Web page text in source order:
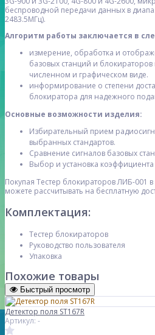
беспроводной передачи данных в
2483.5МГц).
Алгоритм работы заключается в
измерение, обработка и
базовых станций и
численном и графическом виде.
информирование о степени
блокиратора для надежного
Основные возможности изделия:
Избирательный прием
выбранных стандартов.
Сравнение сигналов базовых
Выбор и установка
Покупая Тестер блокираторов ЛИБ-001
можете рассчитывать на бесплатную
Комплектация:
Тестер блокираторов
Руководство пользователя
Упаковка
Похожие товары
Быстрый просмотр
Детектор поля ST167R
Артикул: -